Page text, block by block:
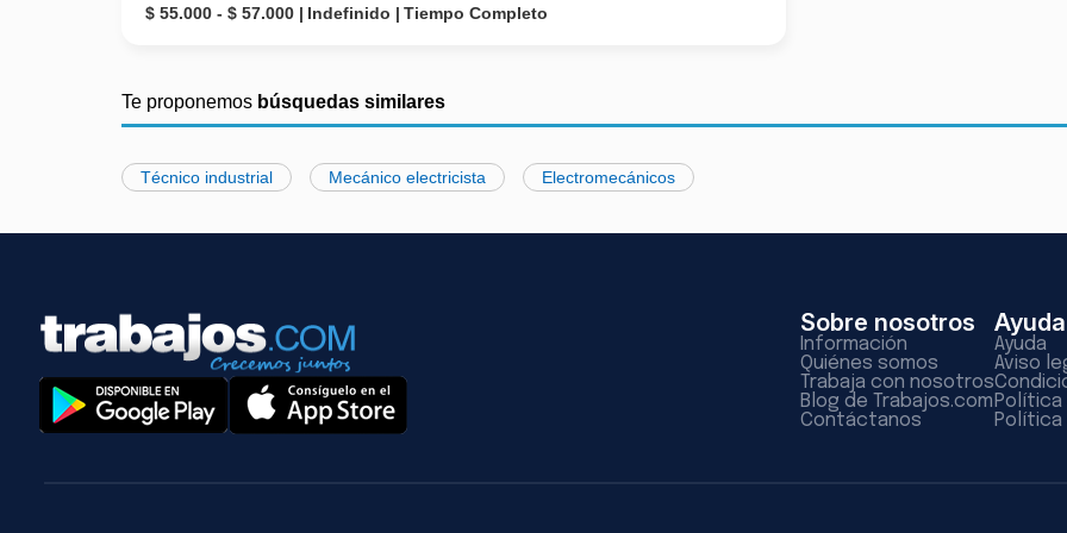
$ 55.000 - $ 57.000
Indefinido Tiempo Completo
Te proponemos búsquedas similares
Técnico industrial Mecánico electricista Electromecánicos
Sobre nosotros
Información
Quiénes somos
Trabaja con nosotros
Blog de Trabajos.com
Contáctanos
Ayuda
Ayuda
Aviso
Política